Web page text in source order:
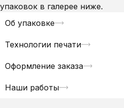
упаковок в галерее ниже.
Об упаковке
Технологии печати
Оформление заказа
Наши работы